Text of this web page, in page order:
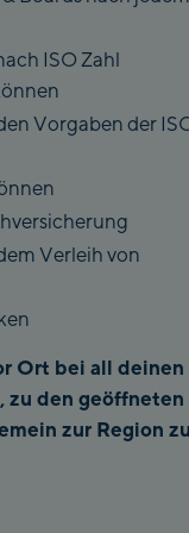
ISO Zahl
Vorgaben der
Verleih von
Ort bei all deinen
zu den geöffneten
zur Region